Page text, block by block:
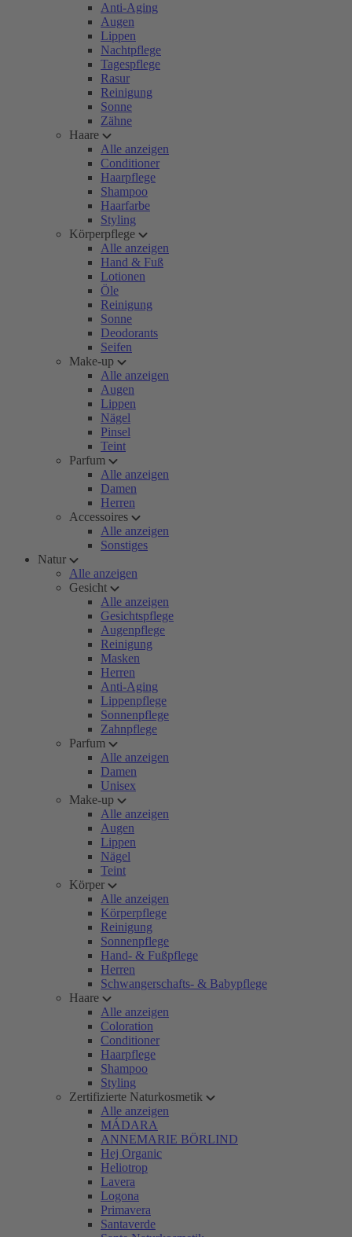
Anti-Aging
Augen
Lippen
Nachtpflege
Tagespflege
Rasur
Reinigung
Sonne
Zähne
Haare
Alle anzeigen
Conditioner
Haarpflege
Shampoo
Haarfarbe
Styling
Körperpflege
Alle anzeigen
Hand & Fuß
Lotionen
Öle
Reinigung
Sonne
Deodorants
Seifen
Make-up
Alle anzeigen
Augen
Lippen
Nägel
Pinsel
Teint
Parfum
Alle anzeigen
Damen
Herren
Accessoires
Alle anzeigen
Sonstiges
Natur
Alle anzeigen
Gesicht
Alle anzeigen
Gesichtspflege
Augenpflege
Reinigung
Masken
Herren
Anti-Aging
Lippenpflege
Sonnenpflege
Zahnpflege
Parfum
Alle anzeigen
Damen
Unisex
Make-up
Alle anzeigen
Augen
Lippen
Nägel
Teint
Körper
Alle anzeigen
Körperpflege
Reinigung
Sonnenpflege
Hand- & Fußpflege
Herren
Schwangerschafts- & Babypflege
Haare
Alle anzeigen
Coloration
Conditioner
Haarpflege
Shampoo
Styling
Zertifizierte Naturkosmetik
Alle anzeigen
MÁDARA
ANNEMARIE BÖRLIND
Hej Organic
Heliotrop
Lavera
Logona
Primavera
Santaverde